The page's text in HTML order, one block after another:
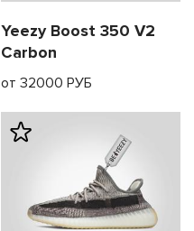
Yeezy Boost 350 V2
Carbon
от 32000 РУБ